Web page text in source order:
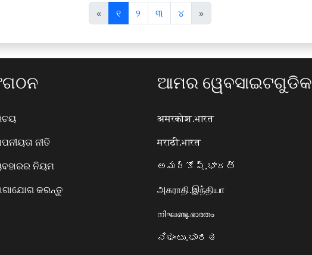
«पि
छ
ला
୧ ୨ ୩ ୪ »अ
ग
ला
ନୀତି
ନିୟମ
କରନ୍ତୁ
ଆମର ୱେବସାଇଟଗୁଡିକ
अमरकोश.भारत
मराठी.भारत
అమర్కోష్.భారత్
அகராதி.இந்தியா
നിഘണ്ടു.ഭാരതം
ನಿಘಂಟು.ಭಾರತ